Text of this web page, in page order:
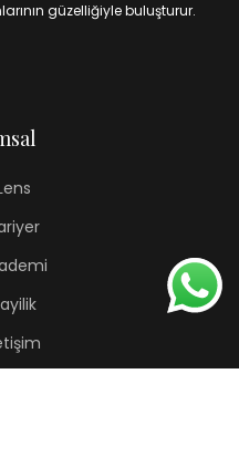
güzelliğiyle buluşturur.